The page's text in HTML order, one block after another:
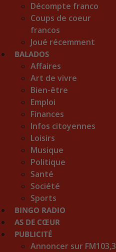
Décompte franco
Coups de coeur
francos
Joué récemment
BALADOS
Affaires
Art de vivre
Bien-être
Emploi
Finances
Infos citoyennes
Loisirs
Musique
Politique
Santé
Société
Sports
BINGO RADIO
AS DE CŒUR
PUBLICITÉ
Annoncer sur FM103,3